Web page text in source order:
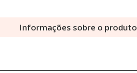
Informações sobre o produto